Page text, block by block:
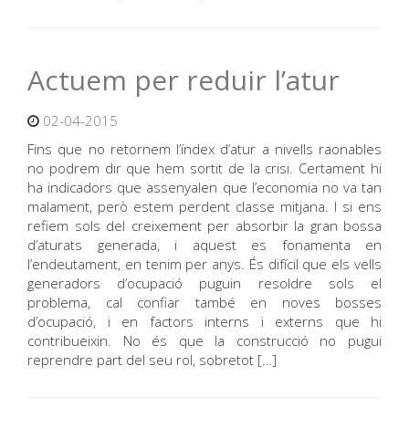
Actuem per reduir l’atur
02-04-2015
Fins que no retornem l’índex d’atur a nivells raonables
no podrem dir que hem sortit de la crisi. Certament hi
ha indicadors que assenyalen que l’economia no va tan
malament, però estem perdent classe mitjana. I si ens
refiem sols del creixement per absorbir la gran bossa
d’aturats generada, i aquest es fonamenta en
l’endeutament, en tenim per anys. És difícil que els vells
generadors d’ocupació puguin resoldre sols el
problema, cal confiar també en noves bosses
d’ocupació, i en factors interns i externs que hi
contribueixin. No és que la construcció no pugui
reprendre part del seu rol, sobretot […]